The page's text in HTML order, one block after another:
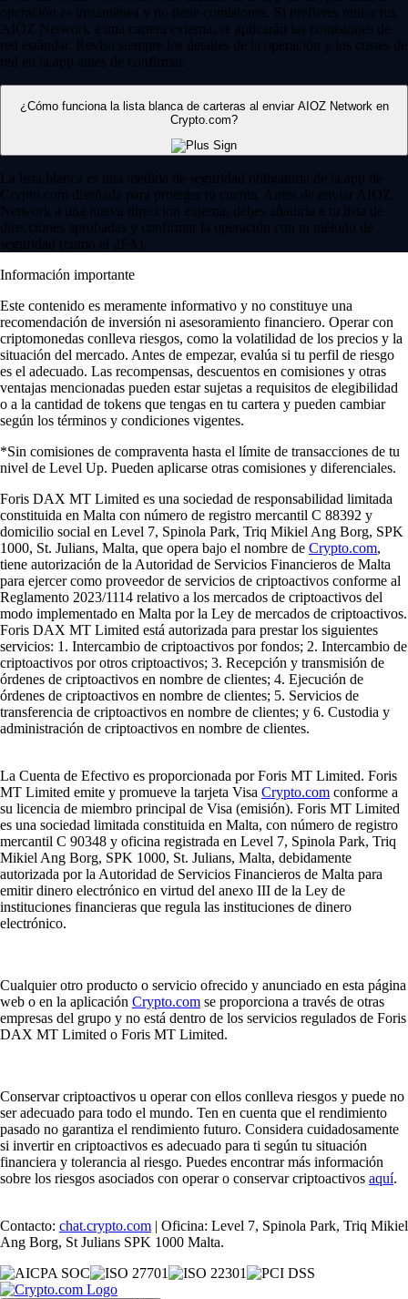
operación es instantánea y no tiene comisiones. Si prefieres retirar tus
AIOZ Network a una cartera externa, se aplicarán las comisiones de
red estándar. Revisa siempre los detalles de la operación y los costes de
red en la app antes de confirmar.
¿Cómo funciona la lista blanca de carteras al enviar AIOZ Network en
Crypto.com?
La lista blanca es una medida de seguridad obligatoria de la app de
Crypto.com diseñada para proteger tu cuenta. Antes de enviar AIOZ
Network a una nueva dirección externa, debes añadirla a tu lista de
direcciones aprobadas y confirmar la operación con tu método de
seguridad (como el 2FA).
Información importante
Este contenido es meramente informativo y no constituye una
recomendación de inversión ni asesoramiento financiero. Operar con
criptomonedas conlleva riesgos, como la volatilidad de los precios y la
situación del mercado. Antes de empezar, evalúa si tu perfil de riesgo
es el adecuado. Las recompensas, descuentos en comisiones y otras
ventajas mencionadas pueden estar sujetas a requisitos de elegibilidad
o a la cantidad de tokens que tengas en tu cartera y pueden cambiar
según los términos y condiciones vigentes.
*Sin comisiones de compraventa hasta el límite de transacciones de tu
nivel de Level Up. Pueden aplicarse otras comisiones y diferenciales.
Foris DAX MT Limited es una sociedad de responsabilidad limitada
constituida en Malta con número de registro mercantil C 88392 y
domicilio social en Level 7, Spinola Park, Triq Mikiel Ang Borg, SPK
1000, St. Julians, Malta, que opera bajo el nombre de Crypto.com,
tiene autorización de la Autoridad de Servicios Financieros de Malta
para ejercer como proveedor de servicios de criptoactivos conforme al
Reglamento 2023/1114 relativo a los mercados de criptoactivos del
modo implementado en Malta por la Ley de mercados de criptoactivos.
Foris DAX MT Limited está autorizada para prestar los siguientes
servicios: 1. Intercambio de criptoactivos por fondos; 2. Intercambio de
criptoactivos por otros criptoactivos; 3. Recepción y transmisión de
órdenes de criptoactivos en nombre de clientes; 4. Ejecución de
órdenes de criptoactivos en nombre de clientes; 5. Servicios de
transferencia de criptoactivos en nombre de clientes; y 6. Custodia y
administración de criptoactivos en nombre de clientes.
La Cuenta de Efectivo es proporcionada por Foris MT Limited. Foris
MT Limited emite y promueve la tarjeta Visa Crypto.com conforme a
su licencia de miembro principal de Visa (emisión). Foris MT Limited
es una sociedad limitada constituida en Malta, con número de registro
mercantil C 90348 y oficina registrada en Level 7, Spinola Park, Triq
Mikiel Ang Borg, SPK 1000, St. Julians, Malta, debidamente
autorizada por la Autoridad de Servicios Financieros de Malta para
emitir dinero electrónico en virtud del anexo III de la Ley de
instituciones financieras que regula las instituciones de dinero
electrónico.
Cualquier otro producto o servicio ofrecido y anunciado en esta página
web o en la aplicación Crypto.com se proporciona a través de otras
empresas del grupo y no está dentro de los servicios regulados de Foris
DAX MT Limited o Foris MT Limited.
Conservar criptoactivos u operar con ellos conlleva riesgos y puede no
ser adecuado para todo el mundo. Ten en cuenta que el rendimiento
pasado no garantiza el rendimiento futuro. Considera cuidadosamente
si invertir en criptoactivos es adecuado para ti según tu situación
financiera y tolerancia al riesgo. Puedes encontrar más información
sobre los riesgos asociados con operar o conservar criptoactivos aquí.
Contacto: chat.crypto.com | Oficina: Level 7, Spinola Park, Triq Mikiel
Ang Borg, St Julians SPK 1000 Malta.